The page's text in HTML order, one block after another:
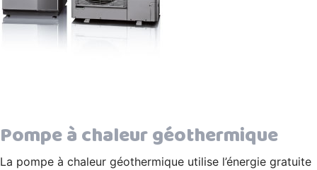
Pompe à chaleur géothermique
La pompe à chaleur géothermique utilise l’énergie gratuite